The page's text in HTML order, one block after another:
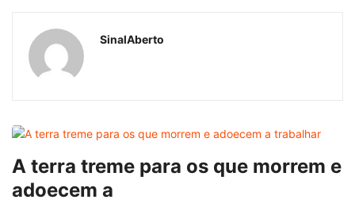
SinalAberto
A terra treme para os que morrem e
adoecem a